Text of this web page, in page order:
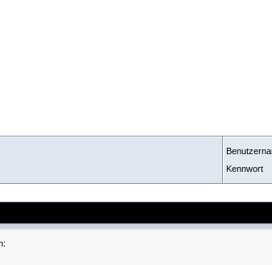
Kennwort